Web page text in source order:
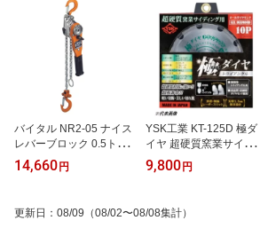
バイタル NR2-05 ナイス
レバーブロック 0.5トン
1.5m
14,660 円
YSK工業 KT-125D 極ダ
イヤ 超硬質窯業サイディ
ング用
9,800 円
更新日 ： 08/09 （08/02〜08/08集計）